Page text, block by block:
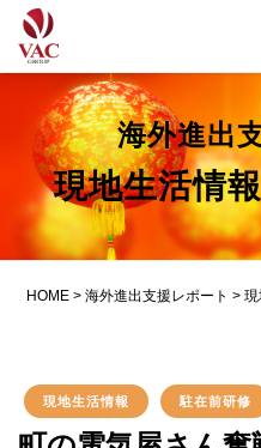
海外進出
現地生活情
HOME > 海外進出支援レポート > 現
現地生活情報 駐在前研修